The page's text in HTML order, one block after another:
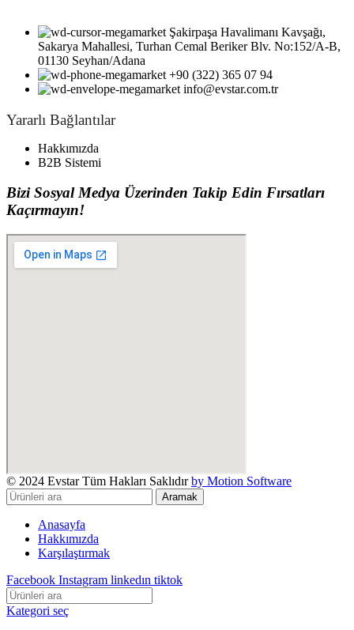
Şakirpaşa Havalimanı Kavşağı,
Sakarya Mahallesi, Turhan Cemal Beriker Blv. No:152/A-B,
01130 Seyhan/Adana
+90 (322) 365 07 94
info@evstar.com.tr
Yararlı Bağlantılar
Hakkımızda
B2B Sistemi
Bizi Sosyal Medya Üzerinden Takip Edin Fırsatları
Kaçırmayın!
© 2024 Evstar Tüm Hakları Saklıdırby Motion Software
Aramak
Anasayfa
Hakkımızda
Karşılaştırmak
Facebook Instagram linkedın tiktok
Kategori seç